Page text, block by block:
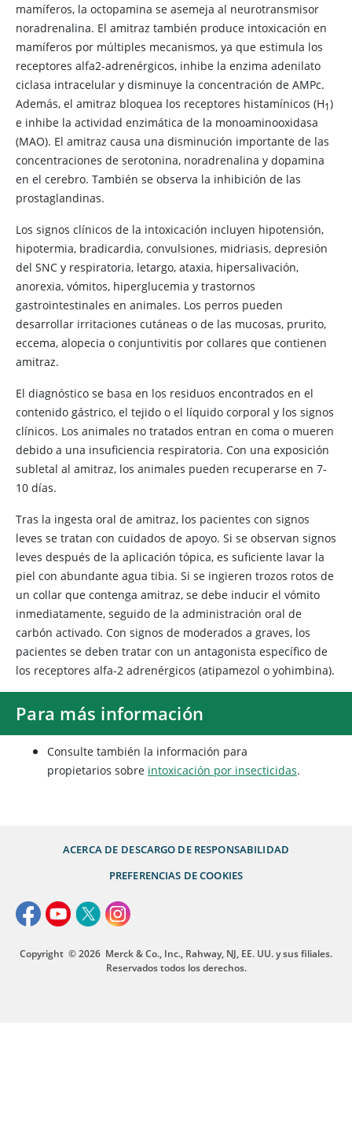
mamíferos, la octopamina se asemeja al neurotransmisor
noradrenalina. El amitraz también produce intoxicación en
mamíferos por múltiples mecanismos, ya que estimula los
receptores alfa2-adrenérgicos, inhibe la enzima adenilato
ciclasa intracelular y disminuye la concentración de AMPc.
Además, el amitraz bloquea los receptores histamínicos (H​1)
e inhibe la actividad enzimática de la monoaminooxidasa
(MAO). El amitraz causa una disminución importante de las
concentraciones de serotonina, noradrenalina y dopamina
en el cerebro. También se observa la inhibición de las
prostaglandinas.
Los signos clínicos de la intoxicación incluyen hipotensión,
hipotermia, bradicardia, convulsiones, midriasis, depresión
del SNC y respiratoria, letargo, ataxia, hipersalivación,
anorexia, vómitos, hiperglucemia y trastornos
gastrointestinales en animales. Los perros pueden
desarrollar irritaciones cutáneas o de las mucosas, prurito,
eccema, alopecia o conjuntivitis por collares que contienen
amitraz.
El diagnóstico se basa en los residuos encontrados en el
contenido gástrico, el tejido o el líquido corporal y los signos
clínicos. Los animales no tratados entran en coma o mueren
debido a una insuficiencia respiratoria. Con una exposición
subletal al amitraz, los animales pueden recuperarse en 7-
10 días.
Tras la ingesta oral de amitraz, los pacientes con signos
leves se tratan con cuidados de apoyo. Si se observan signos
leves después de la aplicación tópica, es suficiente lavar la
piel con abundante agua tibia. Si se ingieren trozos rotos de
un collar que contenga amitraz, se debe inducir el vómito
inmediatamente, seguido de la administración oral de
carbón activado. Con signos de moderados a graves, los
pacientes se deben tratar con un antagonista específico de
los receptores alfa-2 adrenérgicos (atipamezol o yohimbina).
Para más información
Consulte también la información para
propietarios sobre intoxicación por insecticidas.
ACERCA DE DESCARGO DE RESPONSABILIDAD
PREFERENCIAS DE COOKIES
Copyright © 2026 Merck & Co., Inc., Rahway, NJ, EE. UU. y sus filiales.
Reservados todos los derechos.